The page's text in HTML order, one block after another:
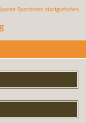
Sparzinsen startguthaben